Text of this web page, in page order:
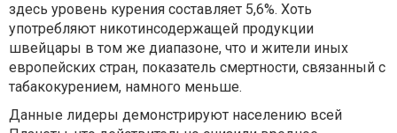
здесь уровень курения составляет 5,6%. Хоть
употребляют никотинсодержащей продукции
швейцары в том же диапазоне, что и жители иных
европейских стран, показатель смертности, связанный с
табакокурением, намного меньше.
Данные лидеры демонстрируют населению всей